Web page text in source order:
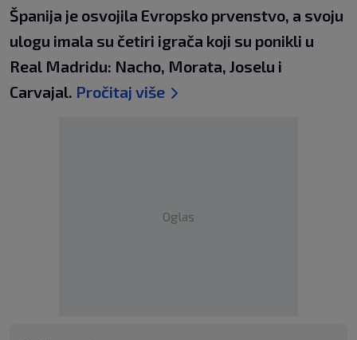
Španija je osvojila Evropsko prvenstvo, a svoju
ulogu imala su četiri igrača koji su ponikli u
Real Madridu: Nacho, Morata, Joselu i
Carvajal. Pročitaj više
Oglas